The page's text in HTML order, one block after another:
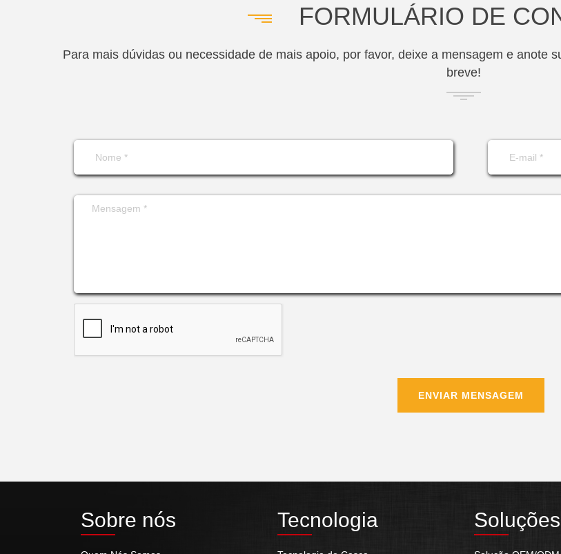
FORMULÁRIO DE
Para mais dúvidas ou necessidade de mais apoio, por favor, deixe a mensagem e anote
breve!
ENVIAR MENSAGEM
Sobre nós Tecnologia Soluções